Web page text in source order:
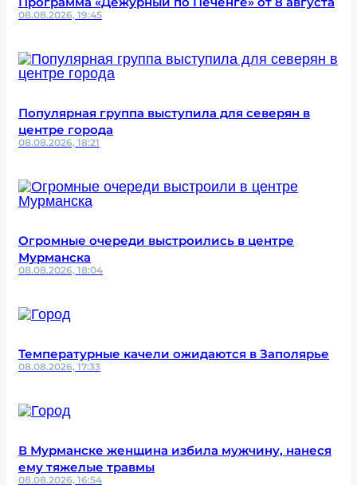
08.08.2026, 19:45
Популярная группа выступила для северян в
центре города
08.08.2026, 18:21
Огромные очереди выстроились в центре
Мурманска
08.08.2026, 18:04
Температурные качели ожидаются в Заполярье
08.08.2026, 17:33
В Мурманске женщина избила мужчину, нанеся
ему тяжелые травмы
08.08.2026, 16:54